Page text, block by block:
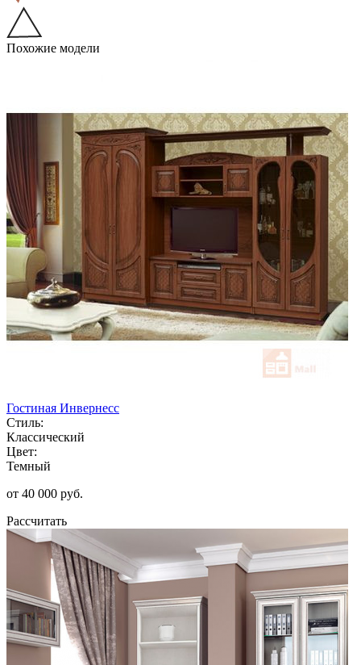
Похожие модели
Гостиная Инвернесс
Стиль:
Классический
Цвет:
Темный
от 40 000 руб.
Рассчитать